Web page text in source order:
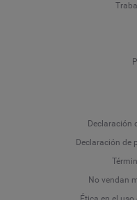
Declaración
Declaración de
No vendan